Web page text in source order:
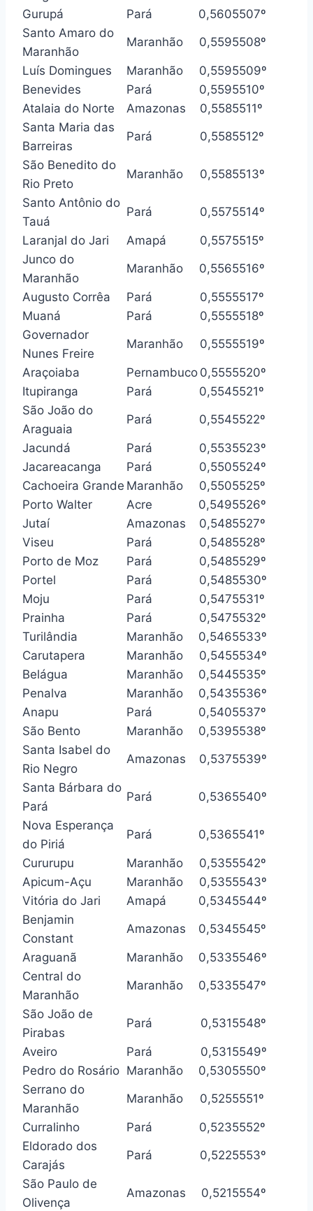
Gurupá
Pará 0,5605507º
Santo Amaro do
Maranhão
Maranhão 0,5595508º
Luís Domingues Maranhão 0,5595509º
Benevides
Pará 0,5595510º
Atalaia do Norte
Amazonas 0,5585511º
Santa Maria das
Barreiras
Pará 0,5585512º
São Benedito do
Rio Preto
Maranhão 0,5585513º
Santo Antônio do
Tauá
Pará 0,5575514º
Laranjal do Jari Amapá 0,5575515º
Junco do
Maranhão
Maranhão 0,5565516º
Augusto Corrêa Pará 0,5555517º
Muaná
Pará 0,5555518º
Governador
Nunes Freire
Maranhão 0,5555519º
Araçoiaba Pernambuco 0,5555520º
Itupiranga
Pará 0,5545521º
São João do
Araguaia
Pará 0,5545522º
Jacundá Pará 0,5535523º
Jacareacanga
Pará 0,5505524º
Cachoeira Grande Maranhão 0,5505525º
Porto Walter
Acre 0,5495526º
Jutaí
Amazonas 0,5485527º
Viseu
Pará 0,5485528º
Porto de Moz
Pará 0,5485529º
Portel
Pará 0,5485530º
Moju
Pará 0,5475531º
Prainha
Pará 0,5475532º
Turilândia
Maranhão 0,5465533º
Carutapera
Maranhão 0,5455534º
Belágua
Maranhão 0,5445535º
Penalva
Maranhão 0,5435536º
Anapu
Pará 0,5405537º
São Bento
Maranhão 0,5395538º
Santa Isabel do
Rio Negro
Amazonas 0,5375539º
Santa Bárbara do
Pará
Pará 0,5365540º
Nova Esperança
do Piriá
Pará 0,5365541º
Cururupu Maranhão 0,5355542º
Apicum-Açu
Maranhão 0,5355543º
Vitória do Jari
Amapá 0,5345544º
Benjamin
Constant
Amazonas 0,5345545º
Araguanã Maranhão 0,5335546º
Central do
Maranhão
Maranhão 0,5335547º
São João de
Pirabas
Pará 0,5315548º
Aveiro Pará 0,5315549º
Pedro do Rosário Maranhão 0,5305550º
Serrano do
Maranhão
Maranhão 0,5255551º
Curralinho Pará 0,5235552º
Eldorado dos
Carajás
Pará 0,5225553º
São Paulo de
Olivença
Amazonas 0,5215554º